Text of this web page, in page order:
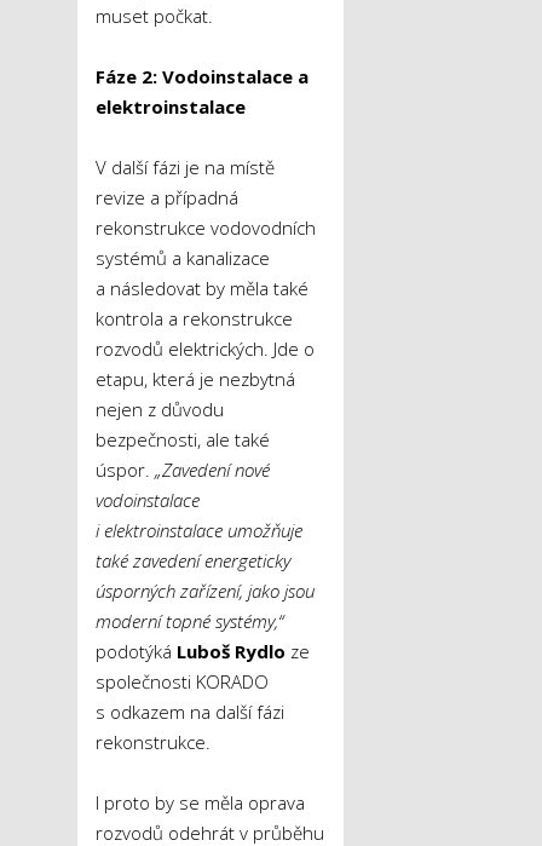
muset počkat.
Fáze 2: Vodoinstalace a
elektroinstalace
V další fázi je na místě
revize a případná
rekonstrukce vodovodních
systémů a kanalizace
a následovat by měla také
kontrola a rekonstrukce
rozvodů elektrických. Jde o
etapu, která je nezbytná
nejen z důvodu
bezpečnosti, ale také
úspor. „Zavedení nové
vodoinstalace
i elektroinstalace umožňuje
také zavedení energeticky
úsporných zařízení, jako jsou
moderní topné systémy,“
podotýká Luboš Rydlo ze
společnosti KORADO
s odkazem na další fázi
rekonstrukce.
I proto by se měla oprava
rozvodů odehrát v průběhu